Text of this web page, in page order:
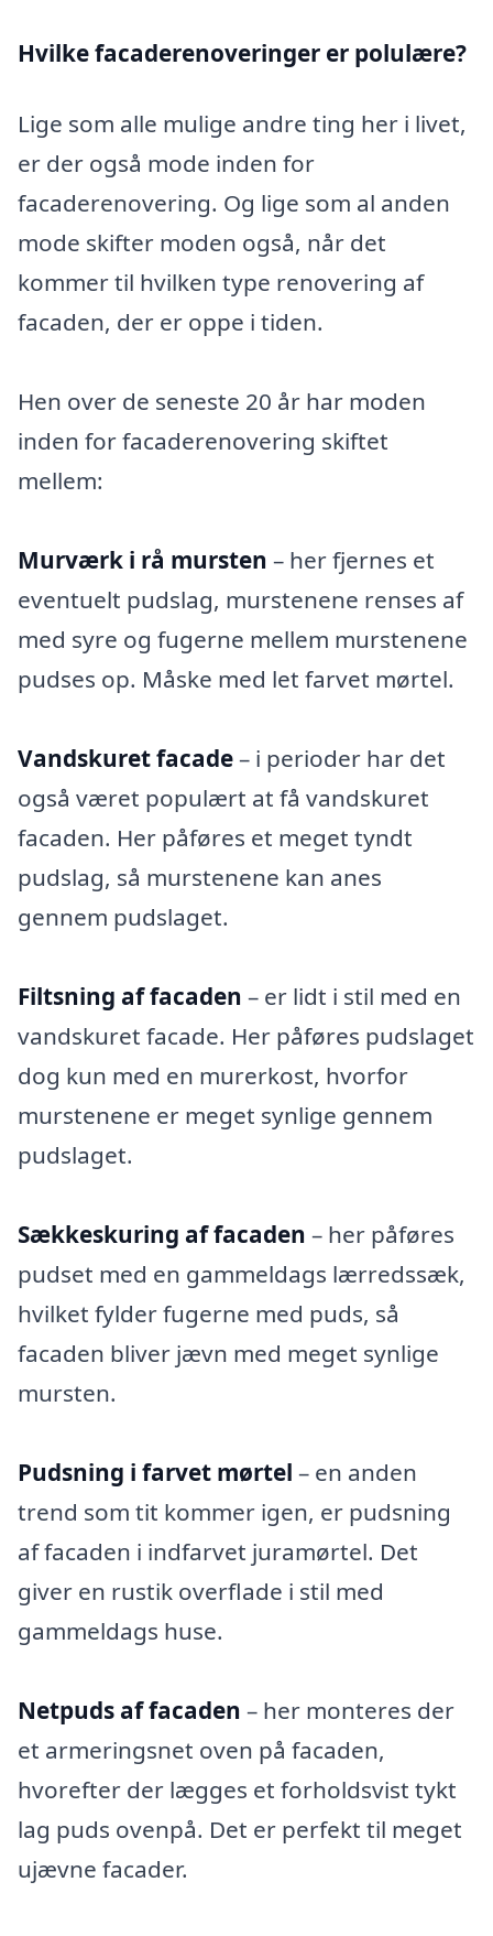
Hvilke facaderenoveringer er polulære?
Lige som alle mulige andre ting her i livet,
er der også mode inden for
facaderenovering. Og lige som al anden
mode skifter moden også, når det
kommer til hvilken type renovering af
facaden, der er oppe i tiden.
Hen over de seneste 20 år har moden
inden for facaderenovering skiftet
mellem:
Murværk i rå mursten – her fjernes et
eventuelt pudslag, murstenene renses af
med syre og fugerne mellem murstenene
pudses op. Måske med let farvet mørtel.
Vandskuret facade– i perioder har det
også været populært at få vandskuret
facaden. Her påføres et meget tyndt
pudslag, så murstenene kan anes
gennem pudslaget.
Filtsning af facaden – er lidt i stil med en
vandskuret facade. Her påføres pudslaget
dog kun med en murerkost, hvorfor
murstenene er meget synlige gennem
pudslaget.
Sækkeskuring af facaden – her påføres
pudset med en gammeldags lærredssæk,
hvilket fylder fugerne med puds, så
facaden bliver jævn med meget synlige
mursten.
Pudsning i farvet mørtel – en anden
trend som tit kommer igen, er pudsning
af facaden i indfarvet juramørtel. Det
giver en rustik overflade i stil med
gammeldags huse.
Netpuds af facaden – her monteres der
et armeringsnet oven på facaden,
hvorefter der lægges et forholdsvist tykt
lag puds ovenpå. Det er perfekt til meget
ujævne facader.